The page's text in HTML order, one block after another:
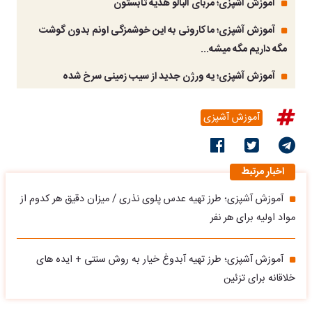
آموزش آشپزی؛ مربای آلبالو هدیه تابستون
آموزش آشپزی؛ ماکارونی به این خوشمزگی اونم بدون گوشت
مگه داریم مگه میشه...
آموزش آشپزی؛ یه ورژن جدید از سیب زمینی سرخ شده
آموزش آشپزی
اخبار مرتبط
آموزش آشپزی؛ طرز تهیه عدس پلوی نذری / میزان دقیق هر کدوم از
مواد اولیه برای هر نفر
آموزش آشپزی؛ طرز تهیه آبدوغ خیار به روش سنتی + ایده های
خلاقانه برای تزئین